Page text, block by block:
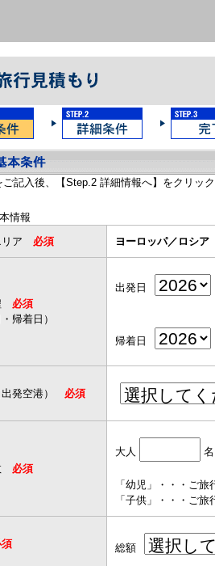
ご記入後、【Step.2 詳細情報へ】をクリッ
情報
リア 必須 ヨーロッパ／ロシア
必須
帰着日）
出発日
帰着日
出発空港） 必須
必須
大人
「幼児」・・・ご
「子供」・・・ご
須 総額